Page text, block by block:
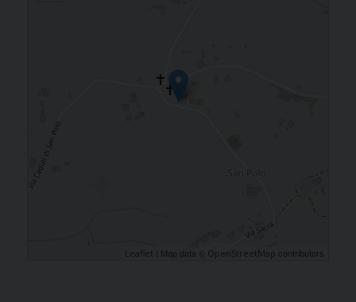
Leaflet | Map data © OpenStreetMap contributors